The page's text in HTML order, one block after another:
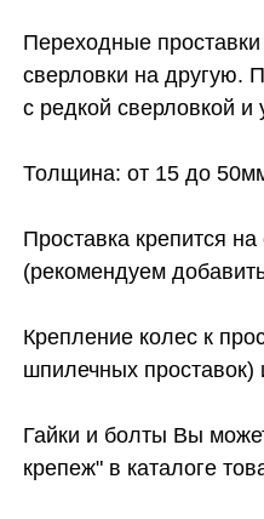
Переходные
сверловки на другую.
с редкой сверловкой и
Толщина: от 15 до
Проставка крепится
(рекомендуем
Крепление колес к
шпилечных
Гайки и болты Вы
крепеж" в каталоге